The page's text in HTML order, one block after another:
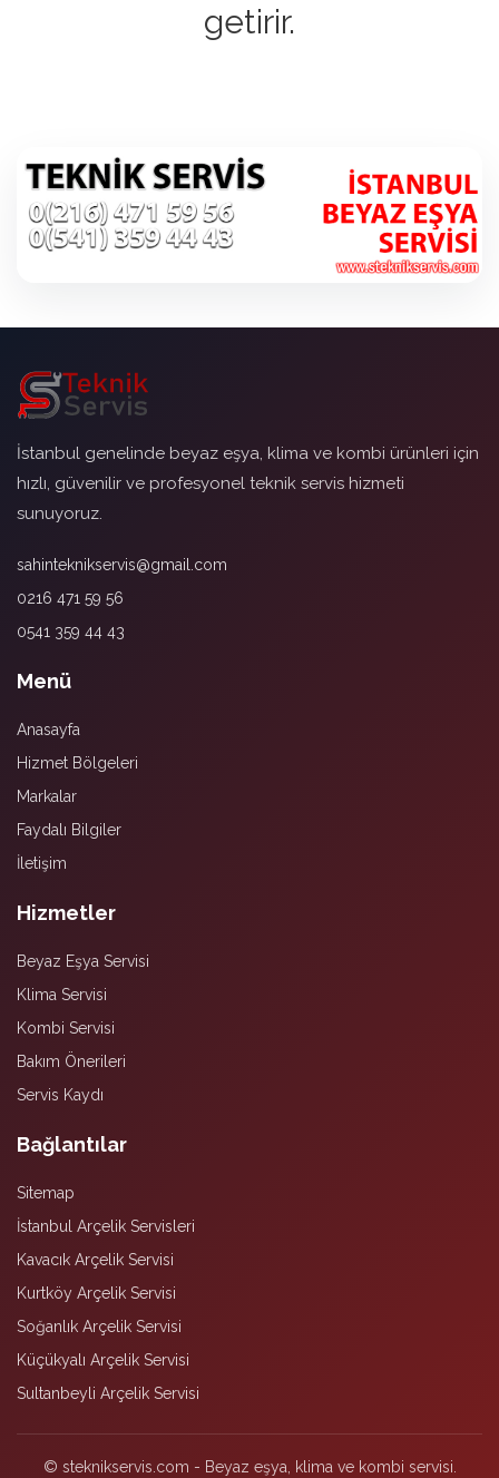
getirir.
İstanbul genelinde beyaz eşya, klima ve kombi ürünleri için
hızlı, güvenilir ve profesyonel teknik servis hizmeti
sunuyoruz.
sahinteknikservis@gmail.com
0216 471 59 56
0541 359 44 43
Menü
Anasayfa
Hizmet Bölgeleri
Markalar
Faydalı Bilgiler
İletişim
Hizmetler
Beyaz Eşya Servisi
Klima Servisi
Kombi Servisi
Bakım Önerileri
Servis Kaydı
Bağlantılar
Sitemap
İstanbul Arçelik Servisleri
Kavacık Arçelik Servisi
Kurtköy Arçelik Servisi
Soğanlık Arçelik Servisi
Küçükyalı Arçelik Servisi
Sultanbeyli Arçelik Servisi
© steknikservis.com - Beyaz eşya, klima ve kombi servisi.